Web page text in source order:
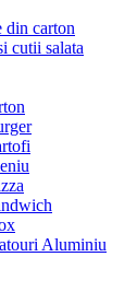
din carton
cutii salata
Aluminiu